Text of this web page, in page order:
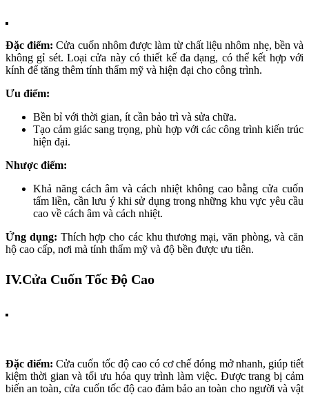
Đặc điểm: Cửa cuốn nhôm được làm từ chất liệu nhôm nhẹ, bền và
không gỉ sét. Loại cửa này có thiết kế đa dạng, có thể kết hợp với
kính để tăng thêm tính thẩm mỹ và hiện đại cho công trình.
Ưu điểm:
Bền bỉ với thời gian, ít cần bảo trì và sửa chữa.
Tạo cảm giác sang trọng, phù hợp với các công trình kiến trúc
hiện đại.
Nhược điểm:
Khả năng cách âm và cách nhiệt không cao bằng cửa cuốn
tấm liền, cần lưu ý khi sử dụng trong những khu vực yêu cầu
cao về cách âm và cách nhiệt.
Ứng dụng: Thích hợp cho các khu thương mại, văn phòng, và căn
hộ cao cấp, nơi mà tính thẩm mỹ và độ bền được ưu tiên.
IV.Cửa Cuốn Tốc Độ Cao
Đặc điểm: Cửa cuốn tốc độ cao có cơ chế đóng mở nhanh, giúp tiết
kiệm thời gian và tối ưu hóa quy trình làm việc. Được trang bị cảm
biến an toàn, cửa cuốn tốc độ cao đảm bảo an toàn cho người và vật